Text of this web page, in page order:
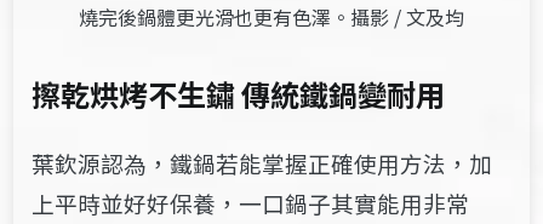
燒完後鍋體更光滑也更有色澤。攝影 / 文及均
擦乾烘烤不生鏽 傳統鐵鍋變耐用
葉欽源認為，鐵鍋若能掌握正確使用方法，加
上平時並好好保養，一口鍋子其實能用非常